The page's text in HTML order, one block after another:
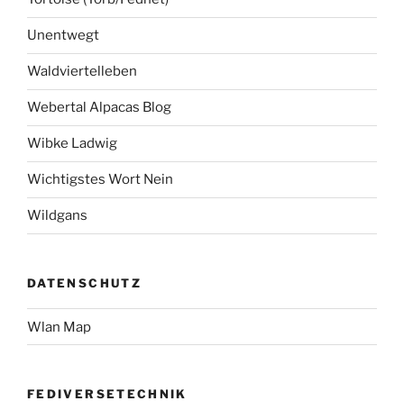
Unentwegt
Waldviertelleben
Webertal Alpacas Blog
Wibke Ladwig
Wichtigstes Wort Nein
Wildgans
DATENSCHUTZ
Wlan Map
FEDIVERSETECHNIK